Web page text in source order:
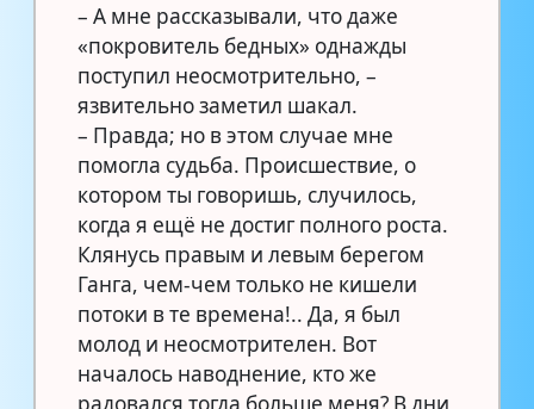
– А мне рассказывали, что даже
«покровитель бедных» однажды
поступил неосмотрительно, –
язвительно заметил шакал.
– Правда; но в этом случае мне
помогла судьба. Происшествие, о
котором ты говоришь, случилось,
когда я ещё не достиг полного роста.
Клянусь правым и левым берегом
Ганга, чем-чем только не кишели
потоки в те времена!.. Да, я был
молод и неосмотрителен. Вот
началось наводнение, кто же